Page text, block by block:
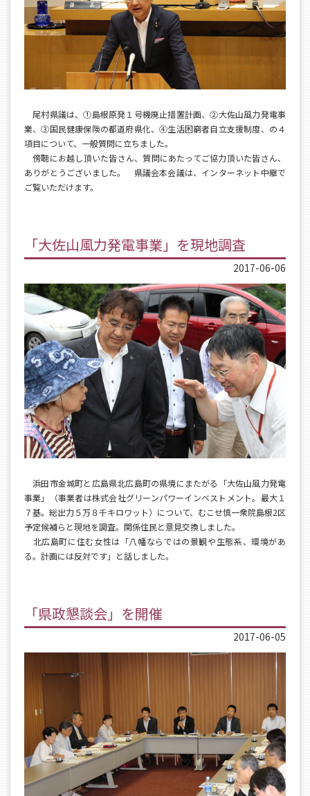
尾村県議は、①島根原発１号機廃止措置計画、②大佐山風力発電事
業、③国民健康保険の都道府県化、④生活困窮者自立支援制度、の４
項目について、一般質問に立ちました。
傍聴にお越し頂いた皆さん、質問にあたってご協力頂いた皆さん、
ありがとうございました。 県議会本会議は、インターネット中継で
ご覧いただけます。
「大佐山風力発電事業」を現地調査
2017-06-06
浜田市金城町と広島県北広島町の県境にまたがる「大佐山風力発電
事業」（事業者は株式会社グリーンパワーインベストメント。最大１
７基。総出力５万８千キロワット）について、むこせ慎一衆院島根2区
予定候補らと現地を調査。関係住民と意見交換しました。
北広島町に住む女性は「八幡ならではの景観や生態系、環境があ
る。計画には反対です」と話しました。
「県政懇談会」を開催
2017-06-05